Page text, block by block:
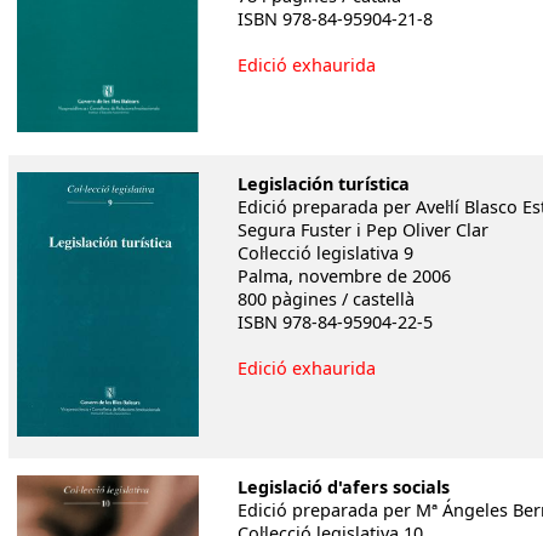
ISBN 978-84-95904-21-8
Edició exhaurida
Legislación turística
Edició preparada per Avel·lí Blasco
Segura Fuster i Pep Oliver Clar
Col·lecció legislativa 9
Palma, novembre de 2006
800 pàgines / castellà
ISBN 978-84-95904-22-5
Edició exhaurida
Legislació d'afers socials
Edició preparada per Mª Ángeles